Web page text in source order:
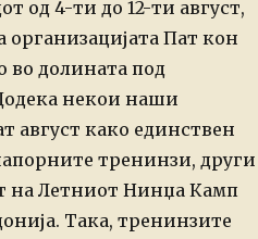
од 4-ти до 12-ти август,
организацијата Пат кон
во долината под
некои наши
август како единствен
тренинзи, други
на Летниот Нинџа Камп
Така, тренинзите